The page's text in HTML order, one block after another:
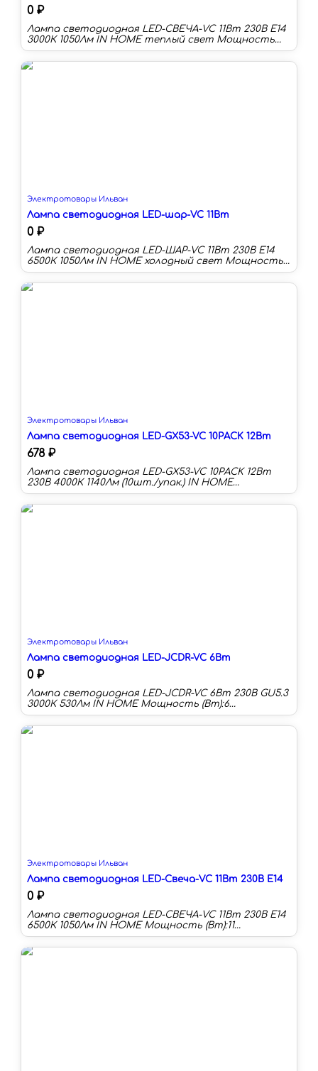
0 ₽
Лампа светодиодная LED-СВЕЧА-VC 11Вт 230В Е14
3000К 1050Лм IN HOME теплый свет Мощность
(Вт):11 Цоколь:E14 Цветовая температура:3000 К
Длина:107 мм Тип колбы:C Световой поток:1050 лм
Световая отдача:95 лм/Вт
Электротовары Ильван
Лампа светодиодная LED-шар-VC 11Вт
0 ₽
Лампа светодиодная LED-ШАР-VC 11Вт 230В Е14
6500К 1050Лм IN HOME холодный свет Мощность
(Вт):11 Цоколь:E14 Цветовая температура:6500 К
Длина:89 мм Тип колбы:Р45 Световой поток:1050
лм Световая отдача:95 лм/Вт
Электротовары Ильван
Лампа светодиодная LED-GX53-VC 10PACK 12Вт
678 ₽
Лампа светодиодная LED-GX53-VC 10PACK 12Вт
230В 4000К 1140Лм (10шт./упак.) IN HOME
Мощность (Вт):12 Цоколь:GX53 Цветовая
температура:4000 К Длина:27 мм Световой
поток:1140 лм Световая отдача:95 лм/Вт Срок
Электротовары Ильван
Лампа светодиодная LED-JCDR-VC 6Вт
0 ₽
Лампа светодиодная LED-JCDR-VC 6Вт 230В GU5.3
3000К 530Лм IN HOME Мощность (Вт):6
Цоколь:GU5.3 Цветовая температура:3000 К
Длина:50 мм Тип колбы:JCDR Световой поток:530
Электротовары Ильван
Лампа светодиодная LED-Свеча-VC 11Вт 230В Е14
0 ₽
Лампа светодиодная LED-СВЕЧА-VC 11Вт 230В Е14
6500К 1050Лм IN HOME Мощность (Вт):11
Цоколь:E14 Цветовая температура:6500 К
Длина:107 мм Тип колбы:C Световой поток:1050 лм
Световая отдача:95 лм/Вт